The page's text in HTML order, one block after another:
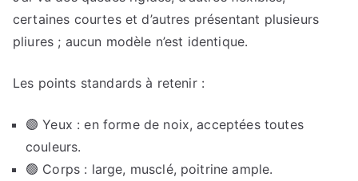
certaines courtes et d’autres présentant plusieurs
pliures ; aucun modèle n’est identique.
Les points standards à retenir :
🟣 Yeux : en forme de noix, acceptées toutes
couleurs.
🟢 Corps : large, musclé, poitrine ample.